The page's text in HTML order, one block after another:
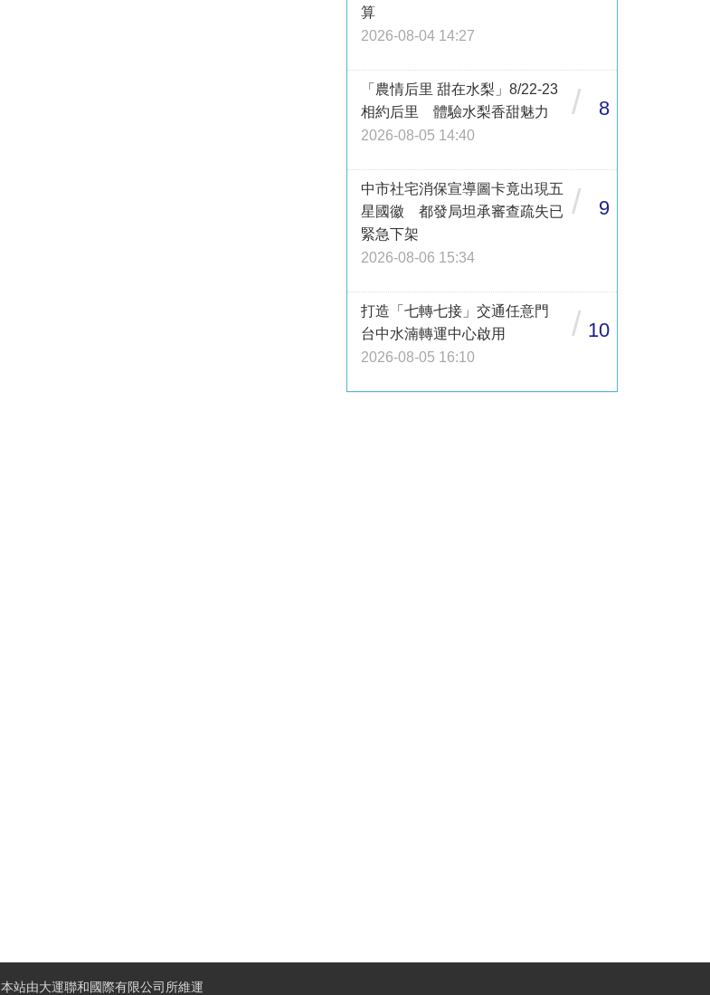
算
2026-08-04 14:27
「農情后里 甜在水梨」8/22-23
相約后里 體驗水梨香甜魅力
2026-08-05 14:40
/ 8
中市社宅消保宣導圖卡竟出現五
星國徽 都發局坦承審查疏失已
緊急下架
2026-08-06 15:34
/ 9
打造「七轉七接」交通任意門
台中水湳轉運中心啟用
2026-08-05 16:10
/ 10
本站由大運聯和國際有限公司所維運